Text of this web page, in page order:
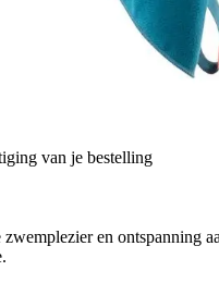
van je bestelling
en